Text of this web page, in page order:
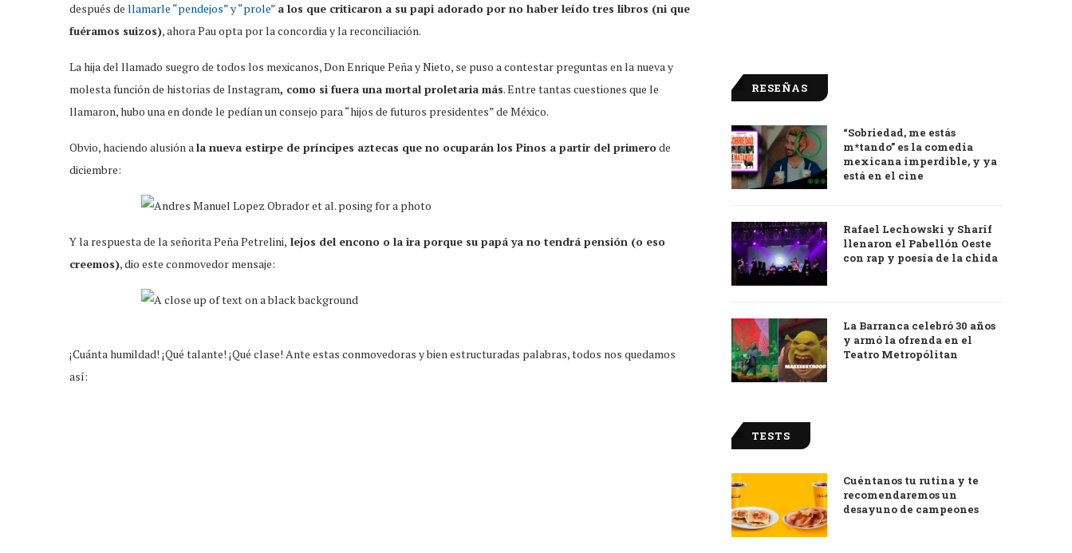
después de llamarle “pendejos” y “prole” a los que criticaron a su papi adorado por no haber leído tres libros (ni que
fuéramos suizos), ahora Pau opta por la concordia y la reconciliación.
La hija del llamado suegro de todos los mexicanos, Don Enrique Peña y Nieto, se puso a contestar preguntas en la nueva y
molesta función de historias de Instagram, como si fuera una mortal proletaria más. Entre tantas cuestiones que le
llamaron, hubo una en donde le pedían un consejo para “hijos de futuros presidentes” de México.
Obvio, haciendo alusión ala nueva estirpe de príncipes aztecas que no ocuparán los Pinos a partir del primerode
diciembre:
Y la respuesta de la señorita Peña Petrelini, lejos del encono o la ira porque su papá ya no tendrá pensión (o eso
creemos), dio este conmovedor mensaje:
¡Cuánta humildad! ¡Qué talante! ¡Qué clase! Ante estas conmovedoras y bien estructuradas palabras, todos nos quedamos
así:
RESEÑAS
9.0
“Sobriedad, me estás
m*tando” es la comedia
mexicana imperdible, y ya
está en el cine
Rafael Lechowski y Sharif
llenaron el Pabellón Oeste
con rap y poesía de la chida
La Barranca celebró 30 años
y armó la ofrenda en el
Teatro Metropólitan
TESTS
Cuéntanos tu rutina y te
recomendaremos un
desayuno de campeones